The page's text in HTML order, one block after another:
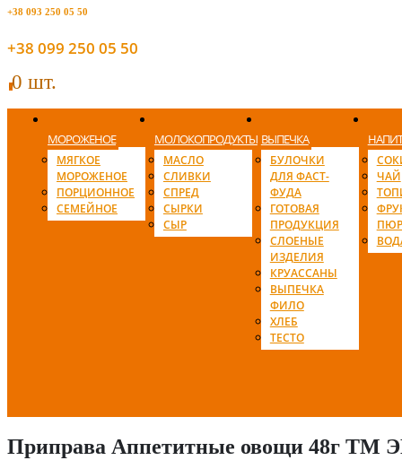
+38 093 250 05 50
+38 099 250 05 50
00 шт.
МОРОЖЕНОЕ
МЯГКОЕ
МОРОЖЕНОЕ
ПОРЦИОННОЕ
СЕМЕЙНОЕ
МОЛОКОПРОДУКТЫ
МАСЛО
СЛИВКИ
СПРЕД
СЫРКИ
СЫР
ВЫПЕЧКА
БУЛОЧКИ
ДЛЯ ФАСТ-
ФУДА
ГОТОВАЯ
ПРОДУКЦИЯ
СЛОЕНЫЕ
ИЗДЕЛИЯ
КРУАССАНЫ
ВЫПЕЧКА
ФИЛО
ХЛЕБ
ТЕСТО
ЧАЙ
Приправа Аппетитные овощи 48г ТМ